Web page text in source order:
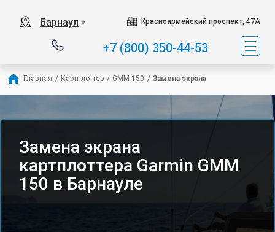
Барнаул ▼ Красноармейский проспект, 47А
+7 (800) 350-44-53
Главная / Картплоттер / GMM 150 / Замена экрана
Замена экрана
картплоттера Garmin GMM
150 в Барнауле